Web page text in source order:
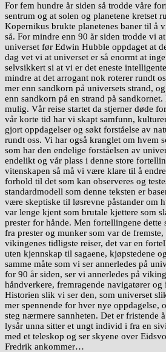
For fem hundre år siden så trodde våre
sentrum og at solen og planetene kretset
Kopernikus brukte planetenes baner til å
så. For mindre enn 90 år siden trodde vi
universet før Edwin Hubble oppdaget at
dag vet vi at universet er så enormt at
selvsikkert si at vi er det eneste
mindre at det arrogant nok roterer rundt
mer enn sandkorn på universets strand,
enn sandkorn på en strand på
mulig. Vår reise startet da stjerner døde
vår korte tid har vi skapt samfunn,
gjort oppdagelser og søkt forståelse av
rundt oss. Vi har også kranglet om hvem
som har den endelige forståelsen av
endelikt og vår plass i denne store
vitenskapen så må vi være klare til å
forhold til det som kan observeres og
standardmodell som denne teksten er
være skeptiske til løsrevne påstander om
var lenge kjent som brutale kjettere som
prester for hånde. Men fortellingene dette
fra prester og munker som var de
vikingenes tidligste reiser, det var en
uten kjennskap til sagaene, kjøpstedene
samme måte som vi ser annerledes på
for 90 år siden, ser vi annerledes på
håndverkere, fremragende navigatører og
Historien slik vi ser den, som universet
mer spennende for hver nye oppdagelse,
steg nærmere sannheten. Det er fristende
lysår unna sitter et ungt individ i fra en
med et teleskop og ser skyene over
Fredrik ankommer…